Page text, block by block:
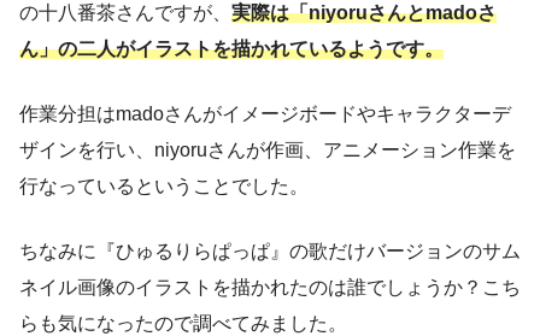
の十八番茶さんですが、 実際は「niyoruさんとmadoさ
ん」の二人がイラストを描かれているようです。
作業分担はmadoさんがイメージボードやキャラクターデ
ザインを行い、niyoruさんが作画、アニメーション作業を
行なっているということでした。
ちなみに『ひゅるりらぱっぱ』の歌だけバージョンのサム
ネイル画像のイラストを描かれたのは誰でしょうか？こち
らも気になったので調べてみました。